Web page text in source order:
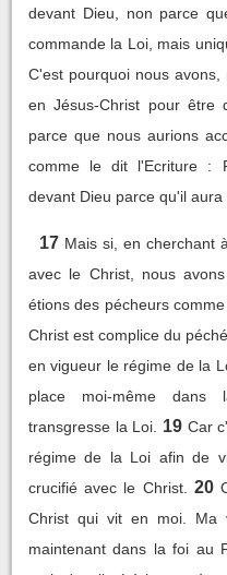
devant Dieu, non parce
commande la Loi, mais
C'est pourquoi nous
en Jésus-Christ pour être
parce que nous aurions
comme le dit l'Ecriture :
devant Dieu parce qu'il
17 Mais si, en cherchant
avec le Christ, nous
étions des pécheurs
Christ est complice du
en vigueur le régime de la
place moi-même
transgresse la Loi.
19 Car
régime de la Loi afin de
crucifié avec le Christ.
20
Christ qui vit en moi. Ma
maintenant dans la foi au